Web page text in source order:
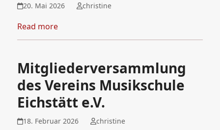
20. Mai 2026 christine
Read more
Mitgliederversammlung
des Vereins Musikschule
Eichstätt e.V.
18. Februar 2026 christine